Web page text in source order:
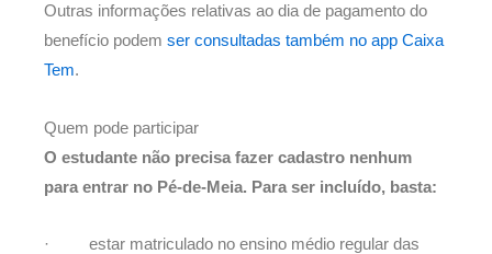
Outras informações relativas ao dia de pagamento do
benefício podem ser consultadas também no app Caixa
Tem.
Quem pode participar
O estudante não precisa fazer cadastro nenhum
para entrar no Pé-de-Meia. Para ser incluído, basta:
· estar matriculado no ensino médio regular das